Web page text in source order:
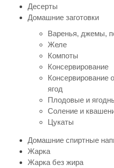
Десерты
Домашние заготовки
Варенья, джемы,
Желе
Компоты
Консервирование
Консервирование
ягод
Плодовые и
Соление и
Цукаты
Домашние спиртные
Жарка
Жарка без жира